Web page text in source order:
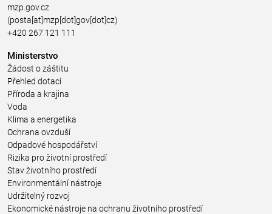
mzp.gov.cz
(posta[at]mzp[dot]gov[dot]cz)
+420 267 121 111
Ministerstvo
Žádost o záštitu
Přehled dotací
Příroda a krajina
Voda
Klima a energetika
Ochrana ovzduší
Odpadové hospodářství
Rizika pro životní prostředí
Stav životního prostředí
Environmentální nástroje
Udržitelný rozvoj
Ekonomické nástroje na ochranu životního prostředí